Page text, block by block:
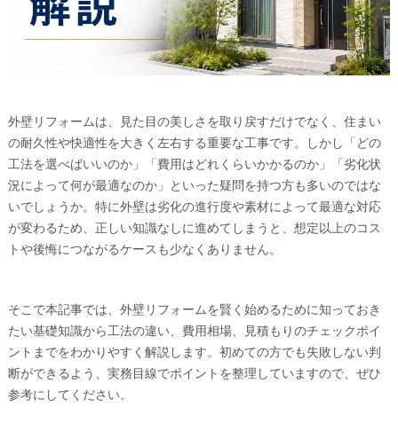
外壁リフォームは、見た目の美しさを取り戻すだけでなく、住まい
の耐久性や快適性を大きく左右する重要な工事です。しかし「どの
工法を選べばいいのか」「費用はどれくらいかかるのか」「劣化状
況によって何が最適なのか」といった疑問を持つ方も多いのではな
いでしょうか。特に外壁は劣化の進行度や素材によって最適な対応
が変わるため、正しい知識なしに進めてしまうと、想定以上のコス
トや後悔につながるケースも少なくありません。
そこで本記事では、外壁リフォームを賢く始めるために知っておき
たい基礎知識から工法の違い、費用相場、見積もりのチェックポイ
ントまでをわかりやすく解説します。初めての方でも失敗しない判
断ができるよう、実務目線でポイントを整理していますので、ぜひ
参考にしてください。